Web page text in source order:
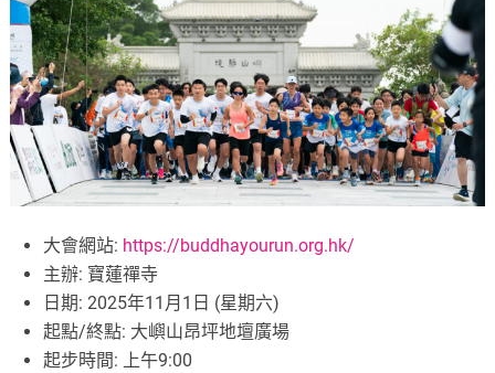
大會網站: https://buddhayourun.org.hk/
主辦: 寶蓮禪寺
日期: 2025年11月1日 (星期六)
起點/終點: 大嶼山昂坪地壇廣場
起步時間: 上午9:00